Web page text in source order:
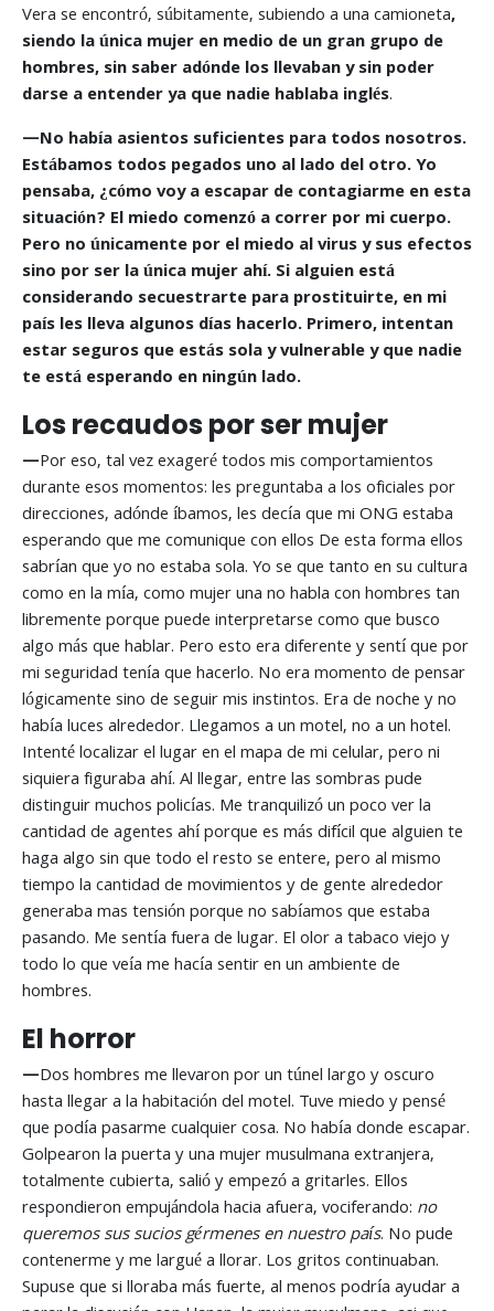
Vera se encontró, súbitamente, subiendo a una camioneta,
siendo la única mujer en medio de un gran grupo de
hombres, sin saber adónde los llevaban y sin poder
darse a entender ya que nadie hablaba inglés.
—No había asientos suficientes para todos nosotros.
Estábamos todos pegados uno al lado del otro. Yo
pensaba, ¿cómo voy a escapar de contagiarme en esta
situación? El miedo comenzó a correr por mi cuerpo.
Pero no únicamente por el miedo al virus y sus efectos
sino por ser la única mujer ahí. Si alguien está
considerando secuestrarte para prostituirte, en mi
país les lleva algunos días hacerlo. Primero, intentan
estar seguros que estás sola y vulnerable y que nadie
te está esperando en ningún lado.
Los recaudos por ser mujer
—Por eso, tal vez exageré todos mis comportamientos
durante esos momentos: les preguntaba a los oficiales por
direcciones, adónde íbamos, les decía que mi ONG estaba
esperando que me comunique con ellos De esta forma ellos
sabrían que yo no estaba sola. Yo se que tanto en su cultura
como en la mía, como mujer una no habla con hombres tan
libremente porque puede interpretarse como que busco
algo más que hablar. Pero esto era diferente y sentí que por
mi seguridad tenía que hacerlo. No era momento de pensar
lógicamente sino de seguir mis instintos. Era de noche y no
había luces alrededor. Llegamos a un motel, no a un hotel.
Intenté localizar el lugar en el mapa de mi celular, pero ni
siquiera figuraba ahí. Al llegar, entre las sombras pude
distinguir muchos policías. Me tranquilizó un poco ver la
cantidad de agentes ahí porque es más difícil que alguien te
haga algo sin que todo el resto se entere, pero al mismo
tiempo la cantidad de movimientos y de gente alrededor
generaba mas tensión porque no sabíamos que estaba
pasando. Me sentía fuera de lugar. El olor a tabaco viejo y
todo lo que veía me hacía sentir en un ambiente de
hombres.
El horror
—Dos hombres me llevaron por un túnel largo y oscuro
hasta llegar a la habitación del motel. Tuve miedo y pensé
que podía pasarme cualquier cosa. No había donde escapar.
Golpearon la puerta y una mujer musulmana extranjera,
totalmente cubierta, salió y empezó a gritarles. Ellos
respondieron empujándola hacia afuera, vociferando: no
queremos sus sucios gérmenes en nuestro país. No pude
contenerme y me largué a llorar. Los gritos continuaban.
Supuse que si lloraba más fuerte, al menos podría ayudar a